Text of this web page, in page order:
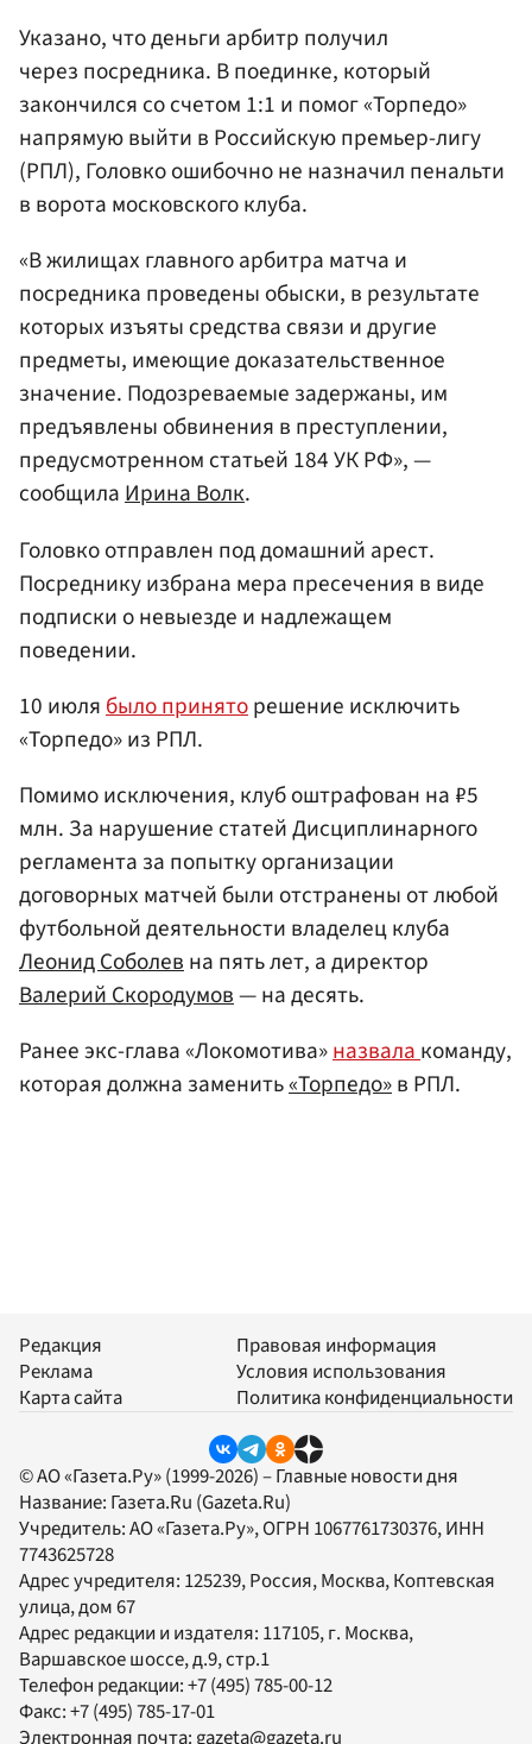
Указано, что деньги арбитр получил
через посредника. В поединке, который
закончился со счетом 1:1 и помог «Торпедо»
напрямую выйти в Российскую премьер-лигу
(РПЛ), Головко ошибочно не назначил пенальти
в ворота московского клуба.
«В жилищах главного арбитра матча и
посредника проведены обыски, в результате
которых изъяты средства связи и другие
предметы, имеющие доказательственное
значение. Подозреваемые задержаны, им
предъявлены обвинения в преступлении,
предусмотренном статьей 184 УК РФ», —
сообщилаИрина Волк.
Головко отправлен под домашний арест.
Посреднику избрана мера пресечения в виде
подписки о невыезде и надлежащем
поведении.
10 июлябыло приняторешение исключить
«Торпедо» из РПЛ.
Помимо исключения, клуб оштрафован на ₽5
млн. За нарушение статей Дисциплинарного
регламента за попытку организации
договорных матчей были отстранены от любой
футбольной деятельности владелец клуба
Леонид Соболевна пять лет, а директор
Валерий Скородумов— на десять.
Ранее экс-глава «Локомотива»назвалакоманду,
которая должна заменить«Торпедо»в РПЛ.
Редакция
Реклама
Карта сайта
Правовая информация
Условия использования
Политика конфиденциальности
© АО «Газета.Ру» (1999-2026) – Главные новости дня
Название: Газета.Ru (Gazeta.Ru)
Учредитель:АО «Газета.Ру», ОГРН 1067761730376, ИНН
7743625728
Адрес учредителя: 125239, Россия, Москва, Коптевская
улица, дом 67
Адрес редакции и издателя: 117105, г. Москва,
Варшавское шоссе, д.9, стр.1
Телефон редакции:+7 (495) 785-00-12
Факс:+7 (495) 785-17-01